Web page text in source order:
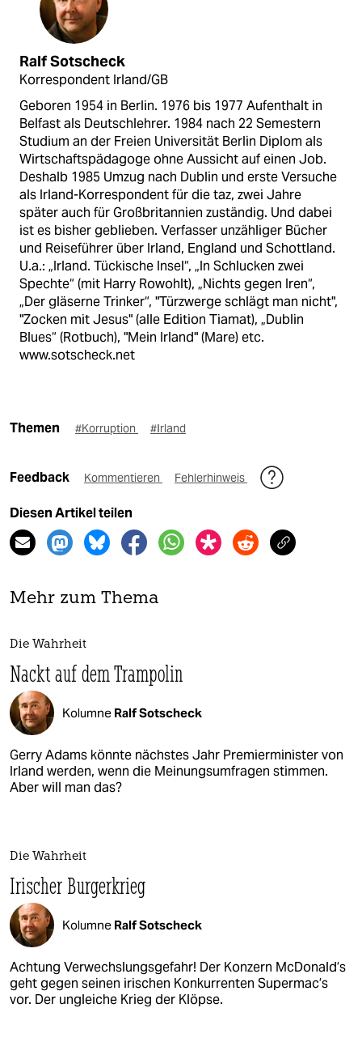
Ralf Sotscheck
Korrespondent Irland/GB
Geboren 1954 in Berlin. 1976 bis 1977 Aufenthalt in
Belfast als Deutschlehrer. 1984 nach 22 Semestern
Studium an der Freien Universität Berlin Diplom als
Wirtschaftspädagoge ohne Aussicht auf einen Job.
Deshalb 1985 Umzug nach Dublin und erste Versuche
als Irland-Korrespondent für die taz, zwei Jahre
später auch für Großbritannien zuständig. Und dabei
ist es bisher geblieben. Verfasser unzähliger Bücher
und Reiseführer über Irland, England und Schottland.
U.a.: „Irland. Tückische Insel“, „In Schlucken zwei
Spechte“ (mit Harry Rowohlt), „Nichts gegen Iren“,
„Der gläserne Trinker“, "Türzwerge schlägt man nicht",
"Zocken mit Jesus" (alle Edition Tiamat), „Dublin
Blues“ (Rotbuch), "Mein Irland" (Mare) etc.
www.sotscheck.net
Themen #Korruption #Irland
Feedback Kommentieren Fehlerhinweis
Diesen Artikel teilen
Mehr zum Thema
Die Wahrheit
Nackt auf dem Trampolin
Kolumne Ralf Sotscheck
Gerry Adams könnte nächstes Jahr Premierminister von
Irland werden, wenn die Meinungsumfragen stimmen.
Aber will man das?
Die Wahrheit
Irischer Burgerkrieg
Kolumne Ralf Sotscheck
Achtung Verwechslungsgefahr! Der Konzern McDonald’s
geht gegen seinen irischen Konkurrenten Supermac’s
vor. Der ungleiche Krieg der Klöpse.